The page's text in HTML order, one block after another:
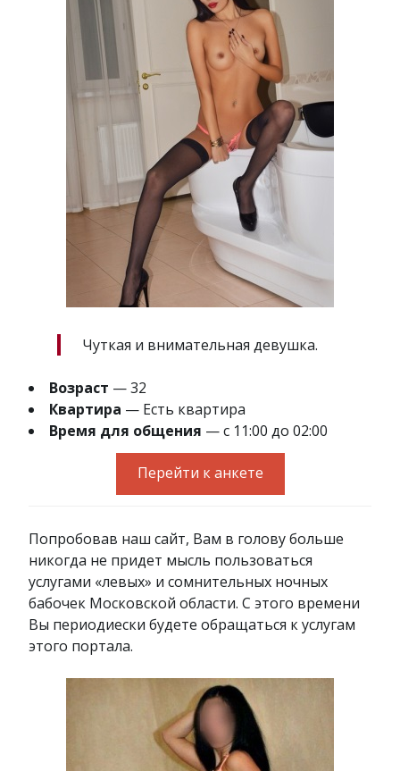
Чуткая и внимательная девушка.
Возраст — 32
Квартира — Есть квартира
Время для общения — с 11:00 до 02:00
Перейти к анкете
Попробовав наш сайт, Вам в голову больше
никогда не придет мысль пользоваться
услугами «левых» и сомнительных ночных
бабочек Московской области. С этого времени
Вы периодиески будете обращаться к услугам
этого портала.